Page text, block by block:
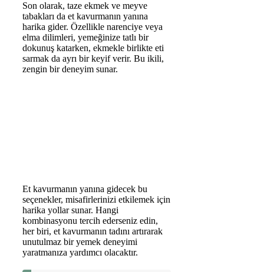
Son olarak, taze ekmek ve meyve
tabakları da et kavurmanın yanına
harika gider. Özellikle narenciye veya
elma dilimleri, yemeğinize tatlı bir
dokunuş katarken, ekmekle birlikte eti
sarmak da ayrı bir keyif verir. Bu ikili,
zengin bir deneyim sunar.
Et kavurmanın yanına gidecek bu
seçenekler, misafirlerinizi etkilemek için
harika yollar sunar. Hangi
kombinasyonu tercih ederseniz edin,
her biri, et kavurmanın tadını artırarak
unutulmaz bir yemek deneyimi
yaratmanıza yardımcı olacaktır.